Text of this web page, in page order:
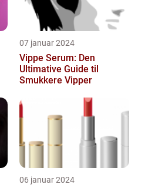
07 januar 2024
Vippe Serum: Den
Ultimative Guide til
Smukkere Vipper
06 januar 2024